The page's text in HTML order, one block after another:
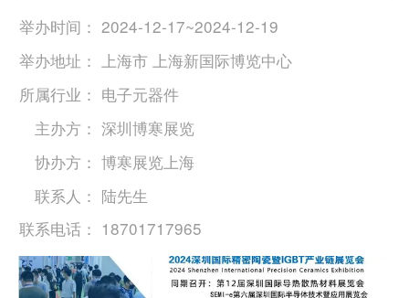
举办时间： 2024-12-17~2024-12-19
举办地址： 上海市 上海新国际博览中心
所属行业： 电子元器件
主办方： 深圳博寒展览
协办方： 博寒展览上海
联系人： 陆先生
联系电话： 18701717965